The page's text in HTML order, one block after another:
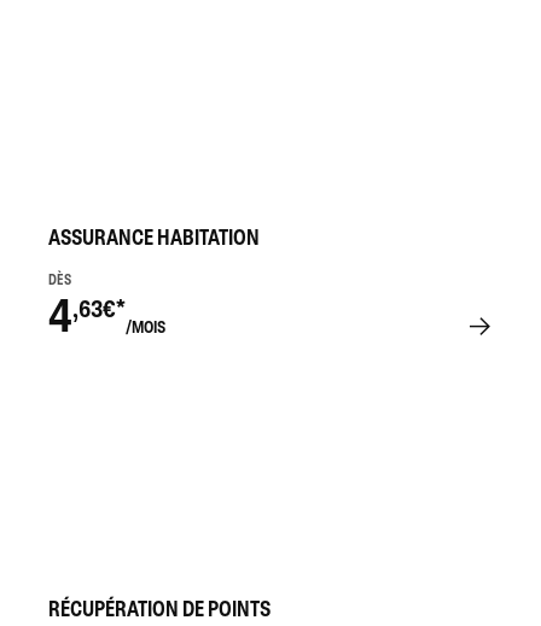
ASSURANCE HABITATION
DÈS
4,63€*
/MOIS
RÉCUPÉRATION DE POINTS